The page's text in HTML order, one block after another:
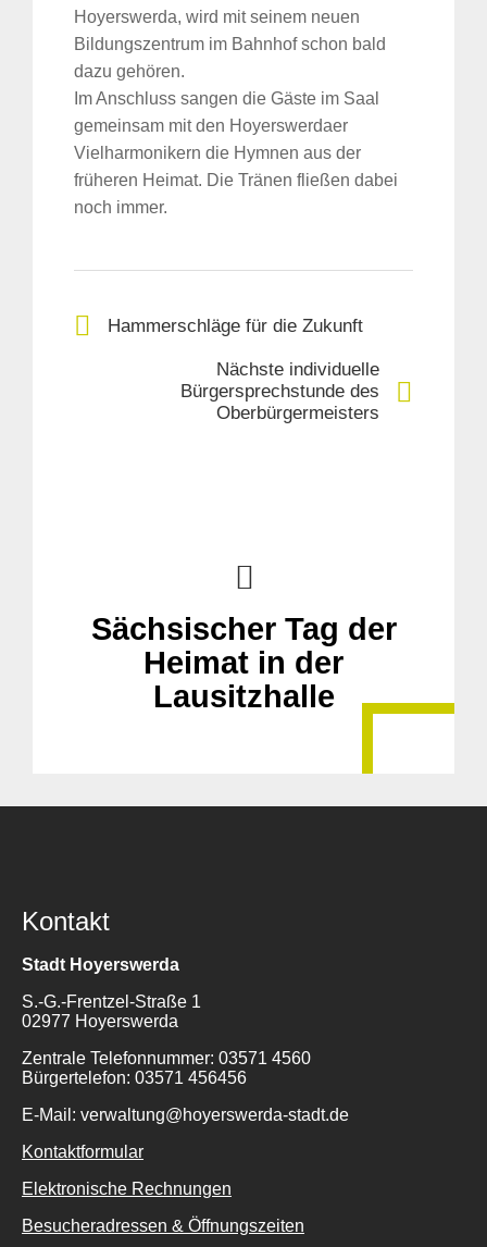
Hoyerswerda, wird mit seinem neuen
Bildungszentrum im Bahnhof schon bald
dazu gehören.
Im Anschluss sangen die Gäste im Saal
gemeinsam mit den Hoyerswerdaer
Vielharmonikern die Hymnen aus der
früheren Heimat. Die Tränen fließen dabei
noch immer.
Hammerschläge für die Zukunft
Nächste individuelle
Bürgersprechstunde des
Oberbürgermeisters
Sächsischer Tag der
Heimat in der
Lausitzhalle
Kontakt
Stadt Hoyerswerda
S.-G.-Frentzel-Straße 1
02977 Hoyerswerda
Zentrale Telefonnummer: 03571 4560
Bürgertelefon: 03571 456456
E-Mail: verwaltung@hoyerswerda-stadt.de
Kontaktformular
Elektronische Rechnungen
Besucheradressen & Öffnungszeiten